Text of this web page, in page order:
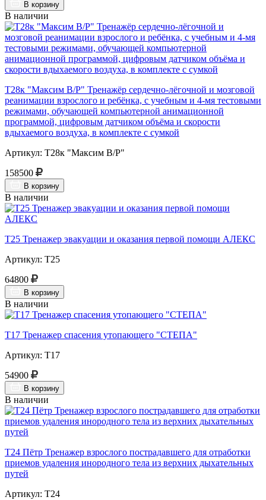
В корзину
В наличии
Т28к "Максим В/Р" Тренажёр сердечно-лёгочной и мозговой
реанимации взрослого и ребёнка, с учебным и 4-мя тестовыми
режимами, обучающей компьютерной анимационной
программой, цифровым датчиком объёма и скорости
вдыхаемого воздуха, в комплекте с сумкой
Артикул: Т28к "Максим В/Р"
158500
В корзину
В наличии
Т25 Тренажер эвакуации и оказания первой помощи АЛЕКС
Артикул: Т25
64800
В корзину
В наличии
Т17 Тренажер спасения утопающего "СТЕПА"
Артикул: Т17
54900
В корзину
В наличии
Т24 Пётр Тренажер взрослого пострадавшего для отработки
приемов удаления инородного тела из верхних дыхательных
путей
Артикул: Т24